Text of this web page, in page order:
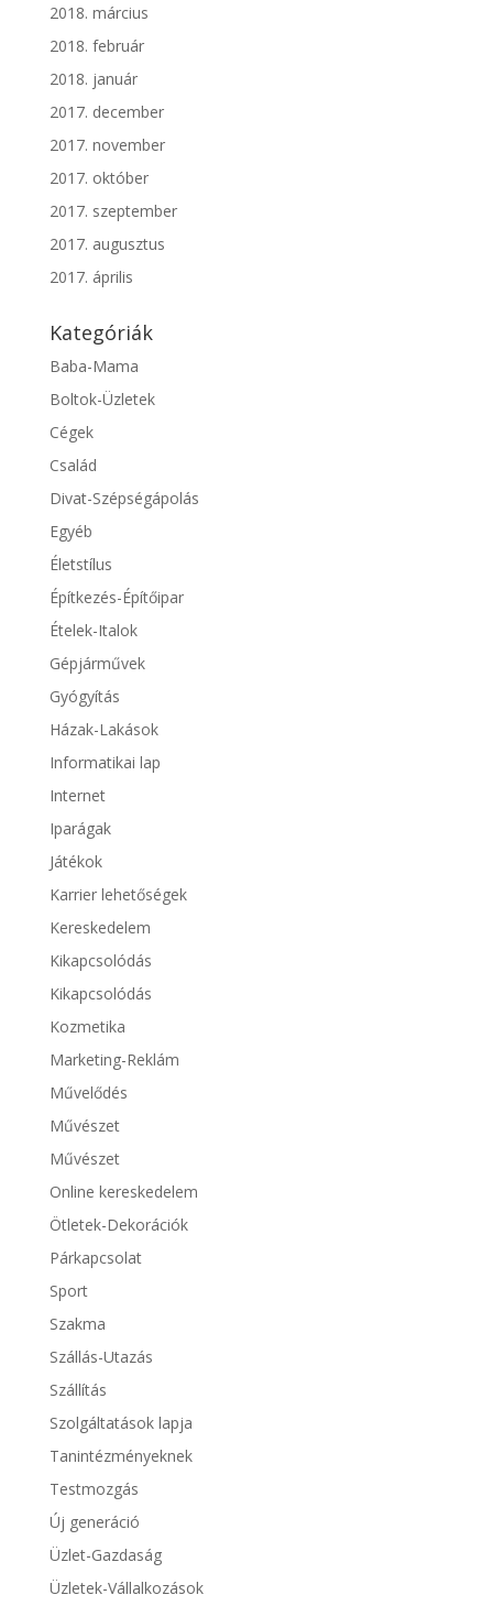
2018. március
2018. február
2018. január
2017. december
2017. november
2017. október
2017. szeptember
2017. augusztus
2017. április
Kategóriák
Baba-Mama
Boltok-Üzletek
Cégek
Család
Divat-Szépségápolás
Egyéb
Életstílus
Építkezés-Építőipar
Ételek-Italok
Gépjárművek
Gyógyítás
Házak-Lakások
Informatikai lap
Internet
Iparágak
Játékok
Karrier lehetőségek
Kereskedelem
Kikapcsolódás
Kikapcsolódás
Kozmetika
Marketing-Reklám
Művelődés
Művészet
Művészet
Online kereskedelem
Ötletek-Dekorációk
Párkapcsolat
Sport
Szakma
Szállás-Utazás
Szállítás
Szolgáltatások lapja
Tanintézményeknek
Testmozgás
Új generáció
Üzlet-Gazdaság
Üzletek-Vállalkozások